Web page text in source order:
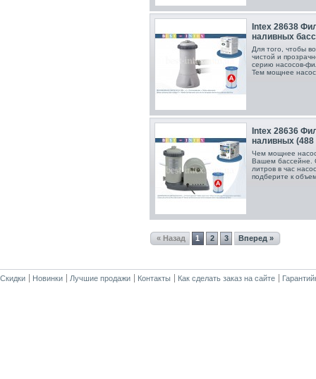
Intex 28638
наливных
Для того, чтобы
чистой и
серию насосов-
Тем мощнее
Intex 28636
наливных (488
Чем мощнее
Вашем бассейне.
литров в час
подберите к
« Назад 1 2 3 Вперед »
Скидки Новинки Лучшие продажи Контакты Как сделать заказ на сайте